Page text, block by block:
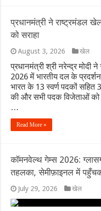
प्रधानमंत्री ने राष्ट्रमंडल
को सराहा
August 3, 2026 खेल
प्रधानमंत्री श्री नरेन्‍द्र मोदी
2026 में भारतीय दल के
भारत के 13 स्वर्ण पदकों सहित
की और सभी पदक विजेताओं को
…
Read More »
कॉमनवेल्थ गेम्स 2026:
तहलका, सेमीफ़ाइनल में
July 29, 2026 खेल